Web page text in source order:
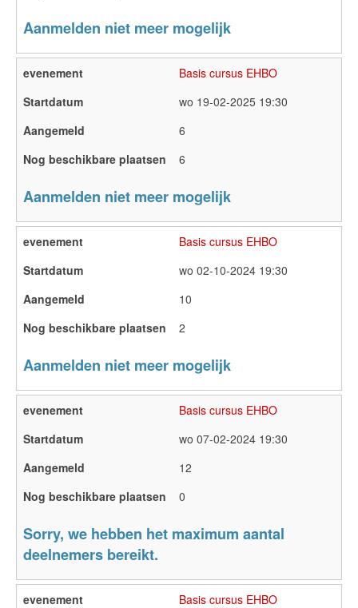
Aanmelden niet meer mogelijk
Basis cursus EHBO
wo 19-02-2025 19:30
6
6
Aanmelden niet meer mogelijk
Basis cursus EHBO
wo 02-10-2024 19:30
10
2
Aanmelden niet meer mogelijk
Basis cursus EHBO
wo 07-02-2024 19:30
12
0
Sorry, we hebben het maximum aantal
deelnemers bereikt.
Basis cursus EHBO